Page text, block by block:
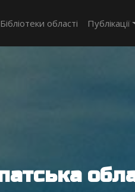
Бібліотеки області Публікації